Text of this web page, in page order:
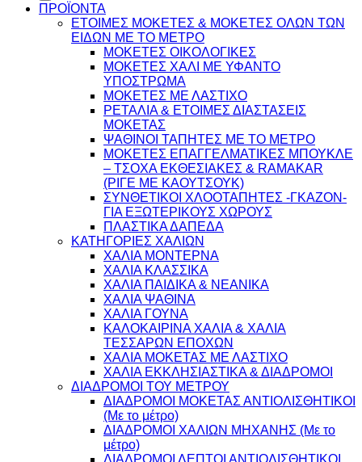
ΠΡΟΪΟΝΤΑ
ΕΤΟΙΜΕΣ ΜΟΚΕΤΕΣ & ΜΟΚΕΤΕΣ ΟΛΩΝ ΤΩΝ
ΕΙΔΩΝ ME TO ΜΕΤΡΟ
ΜΟΚΕΤΕΣ ΟΙΚΟΛΟΓΙΚΕΣ
ΜΟΚΕΤΕΣ ΧΑΛΙ ΜΕ ΥΦΑΝΤΟ
ΥΠΟΣΤΡΩΜΑ
ΜΟΚΕΤΕΣ ΜΕ ΛΑΣΤΙΧΟ
ΡΕΤΑΛΙΑ & ΕΤΟΙΜΕΣ ΔΙΑΣΤΑΣΕΙΣ
ΜΟΚΕΤΑΣ
ΨΑΘINΟΙ ΤΑΠΗΤΕΣ ΜΕ ΤΟ ΜΕΤΡΟ
ΜΟΚΕΤΕΣ ΕΠΑΓΓΕΛΜΑΤΙΚΕΣ ΜΠΟΥΚΛΕ
– ΤΣΟΧΑ ΕΚΘΕΣΙΑΚΕΣ & RAMAKAR
(ΡΙΓΕ ΜΕ ΚΑΟΥΤΣΟΥΚ)
ΣΥΝΘΕΤΙΚΟΙ ΧΛΟΟΤΑΠΗΤΕΣ -ΓΚΑΖΟΝ-
ΓΙΑ ΕΞΩΤΕΡΙΚΟΥΣ ΧΩΡΟΥΣ
ΠΛΑΣΤΙΚΑ ΔΑΠΕΔΑ
ΚΑΤΗΓΟΡΙΕΣ ΧΑΛΙΩΝ
ΧΑΛΙΑ ΜΟΝΤΕΡΝΑ
ΧΑΛΙΑ ΚΛΑΣΣΙΚΑ
ΧΑΛΙΑ ΠΑΙΔΙΚΑ & ΝΕΑΝΙΚΑ
ΧΑΛΙΑ ΨΑΘΙΝΑ
ΧΑΛΙΑ ΓΟΥΝΑ
ΚΑΛΟΚΑΙΡΙΝΑ ΧΑΛΙΑ & ΧΑΛΙΑ
ΤΕΣΣΑΡΩΝ ΕΠΟΧΩΝ
ΧΑΛΙΑ ΜΟΚΕΤΑΣ ΜΕ ΛΑΣΤΙΧΟ
ΧΑΛΙΑ ΕΚΚΛΗΣΙΑΣΤΙΚΑ & ΔΙΑΔΡΟΜΟΙ
ΔΙΑΔΡΟΜΟΙ ΤΟΥ ΜΕΤΡΟΥ
ΔΙΑΔΡΟΜΟΙ ΜΟΚΕΤΑΣ ΑΝΤΙΟΛΙΣΘΗΤΙΚΟΙ
(Με το μέτρο)
ΔΙΑΔΡΟΜΟΙ ΧΑΛΙΩΝ ΜΗΧΑΝΗΣ (Με το
μέτρο)
ΔΙΑΔΡΟΜΟΙ ΛΕΠΤΟΙ ΑΝΤΙΟΛΙΣΘΗΤΙΚΟΙ